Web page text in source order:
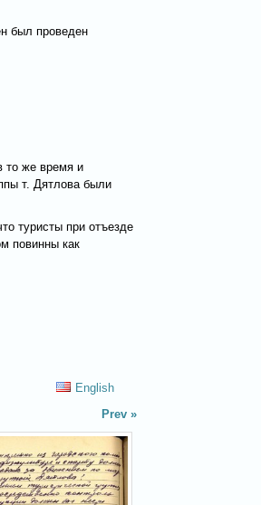
был проведен
то же время и
т. Дятлова были
туристы при отъезде
повинны как
English
Prev